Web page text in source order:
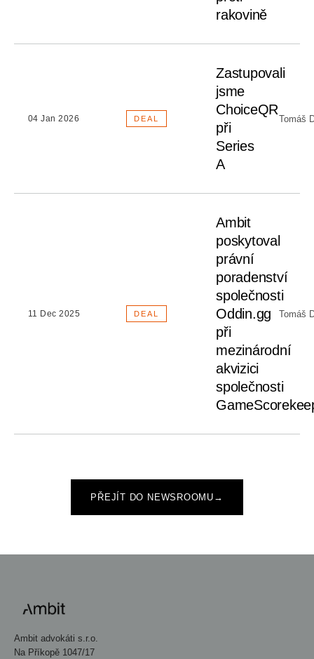
rakovině
04 Jan 2026 DEAL
Zastupovali
jsme
ChoiceQR
při
Series
A
Tomáš
11 Dec 2025 DEAL
Ambit
poskytoval
právní
poradenství
společnosti
Oddin.gg
při
mezinárodní
akvizici
společnosti
Tomáš
PŘEJÍT DO NEWSROOMU →
Ambit advokáti s.r.o.
Na Příkopě 1047/17